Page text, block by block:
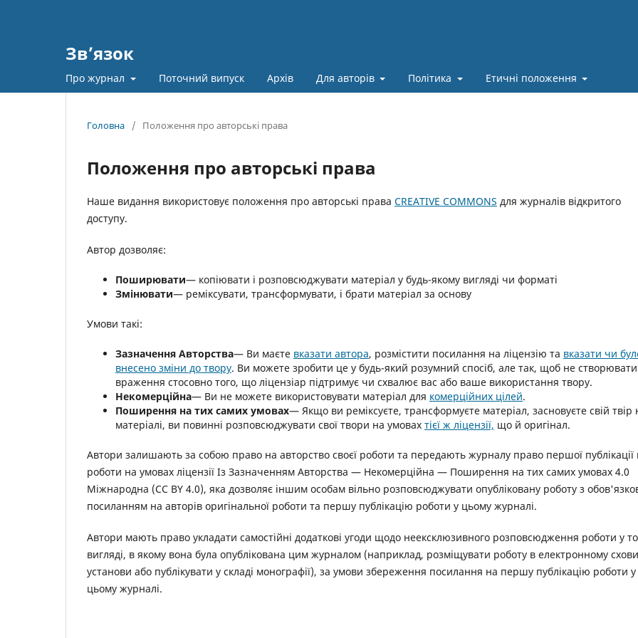
Зв’язок
Про журнал Поточний випуск Архів Для авторів Політика Етичні положення
Головна / Положення про авторські права
Положення про авторські права
Наше видання використовує положення про авторські права CREATIVE COMMONS для журналів відкритого
доступу.
Автор дозволяє:
Поширювати— копіювати і розповсюджувати матеріал у будь-якому вигляді чи форматі
Змінювати— реміксувати, трансформувати, і брати матеріал за основу
Умови такі:
Зазначення Авторства— Ви маєте вказати автора, розмістити посилання на ліцензію та вказати чи
внесено зміни до твору. Ви можете зробити це у будь-який розумний спосіб, але так, щоб не створювати
враження стосовно того, що ліцензіар підтримує чи схвалює вас або ваше використання твору.
Некомерційна— Ви не можете використовувати матеріал для комерційних цілей.
Поширення на тих самих умовах— Якщо ви реміксуєте, трансформуєте матеріал, засновуєте свій твір
матеріалі, ви повинні розповсюджувати свої твори на умовах тієї ж ліцензії, що й оригінал.
Автори залишають за собою право на авторство своєї роботи та передають журналу право першої публікації
роботи на умовах ліцензії Із Зазначенням Авторства — Некомерційна — Поширення на тих самих умовах 4.0
Міжнародна (CC BY 4.0), яка дозволяє іншим особам вільно розповсюджувати опубліковану роботу з
посиланням на авторів оригінальної роботи та першу публікацію роботи у цьому журналі.
Автори мають право укладати самостійні додаткові угоди щодо неексклюзивного розповсюдження роботи у
вигляді, в якому вона була опублікована цим журналом (наприклад, розміщувати роботу в електронному
установи або публікувати у складі монографії), за умови збереження посилання на першу публікацію роботи у
цьому журналі.